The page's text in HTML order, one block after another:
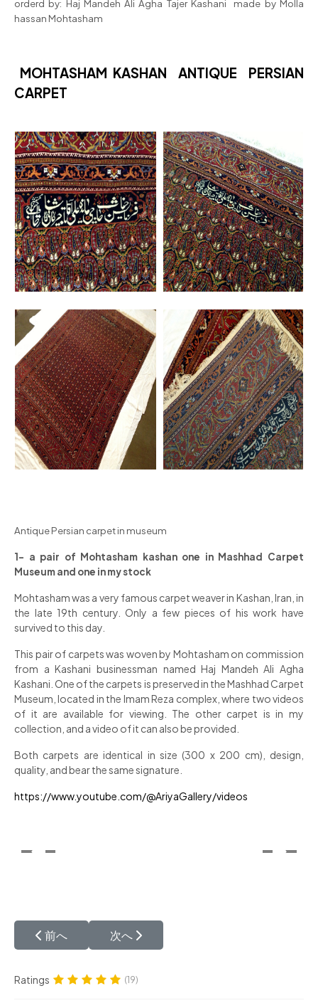
orderd by: Haj Mandeh Ali Agha Tajer Kashani made by Molla
hassan Mohtasham
MOHTASHAM KASHAN ANTIQUE PERSIAN
CARPET
Antique Persian carpet in museum
1- a pair of Mohtasham kashan one in Mashhad Carpet
Museum and one in my stock
Mohtasham was a very famous carpet weaver in Kashan, Iran, in
the late 19th century. Only a few pieces of his work have
survived to this day.
This pair of carpets was woven by Mohtasham on commission
from a Kashani businessman named Haj Mandeh Ali Agha
Kashani. One of the carpets is preserved in the Mashhad Carpet
Museum, located in the Imam Reza complex, where two videos
of it are available for viewing. The other carpet is in my
collection, and a video of it can also be provided.
Both carpets are identical in size (300 x 200 cm), design,
quality, and bear the same signature.
https://www.youtube.com/@AriyaGallery/videos
前の記事へ: 少々訳あり商品について?
前へ 次の記事へ: ペルシャ絨毯の素材
次へ
Ratings (19)